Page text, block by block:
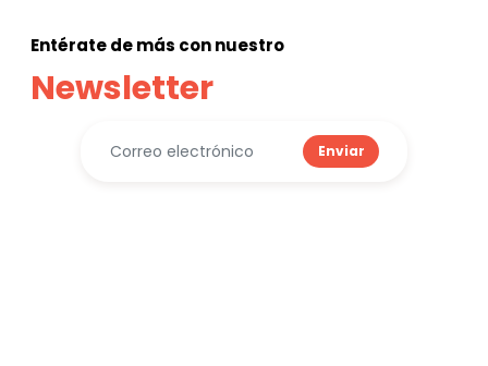
Entérate de más con nuestro
Newsletter
Enviar